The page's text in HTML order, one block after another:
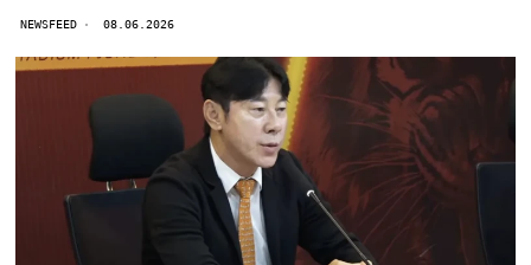
NEWSFEED 08.06.2026